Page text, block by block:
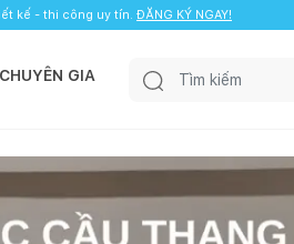
kế - thi công uy tín. ĐĂNG KÝ NGAY!
CHUYÊN GIA